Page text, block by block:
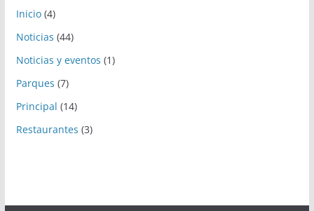
Inicio(4)
Noticias (44)
Noticias y eventos (1)
Parques (7)
Principal (14)
Restaurantes (3)